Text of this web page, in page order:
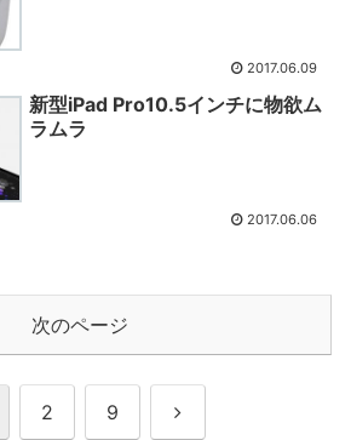
2017.06.09
新型iPad Pro10.5インチに物欲ム
ラムラ
2017.06.06
次のページ
2 9 次